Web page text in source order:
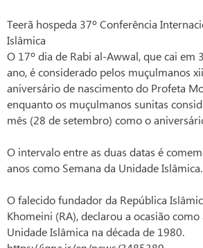
Teerã hospeda 37º Conferência
Islâmica
O 17º dia de Rabi al-Awwal, que cai em
ano, é considerado pelos muçulmanos
aniversário de nascimento do Profeta
enquanto os muçulmanos sunitas
mês (28 de setembro) como o
O intervalo entre as duas datas é
anos como Semana da Unidade Islâmica.
O falecido fundador da República
Khomeini (RA), declarou a ocasião como
Unidade Islâmica na década de 1980.